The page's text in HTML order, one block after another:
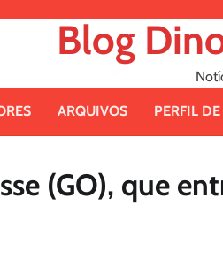
Blog
ARQUIVOS PERFIL
(GO), que